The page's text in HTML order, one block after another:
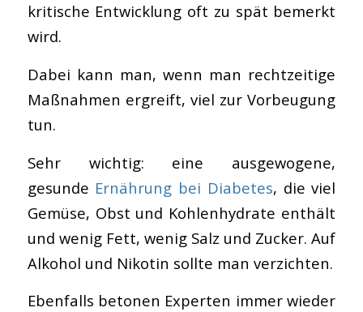
kritische Entwicklung oft zu spät bemerkt
wird.
Dabei kann man, wenn man rechtzeitige
Maßnahmen ergreift, viel zur Vorbeugung
tun.
Sehr wichtig: eine ausgewogene,
gesunde Ernährung bei Diabetes, die viel
Gemüse, Obst und Kohlenhydrate enthält
und wenig Fett, wenig Salz und Zucker. Auf
Alkohol und Nikotin sollte man verzichten.
Ebenfalls betonen Experten immer wieder